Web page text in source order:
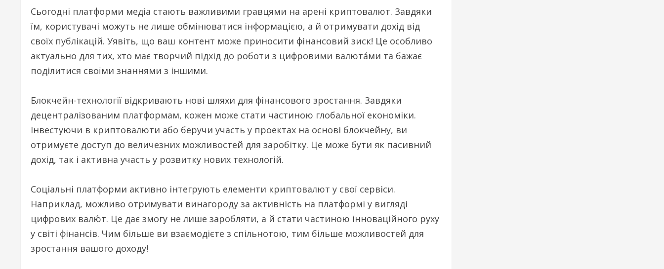
Сьогодні платформи медіа стають важливими гравцями на арені криптовалют. Завдяки
їм, користувачі можуть не лише обмінюватися інформацією, а й отримувати дохід від
своїх публікацій. Уявіть, що ваш контент може приносити фінансовий зиск! Це особливо
актуально для тих, хто має творчий підхід до роботи з цифровими валюта́ми та бажає
поділитися своїми знаннями з іншими.
Блокчейн-технології відкривають нові шляхи для фінансового зростання. Завдяки
децентралізованим платформам, кожен може стати частиною глобальної економіки.
Інвестуючи в криптовалюти або беручи участь у проектах на основі блокчейну, ви
отримуєте доступ до величезних можливостей для заробітку. Це може бути як пасивний
дохід, так і активна участь у розвитку нових технологій.
Соціальні платформи активно інтегрують елементи криптовалют у свої сервіси.
Наприклад, можливо отримувати винагороду за активність на платформі у вигляді
цифрових валю́т. Це дає змогу не лише заробляти, а й стати частиною інноваційного руху
у світі фінансів. Чим більше ви взаємодієте з спільнотою, тим більше можливостей для
зростання вашого доходу!